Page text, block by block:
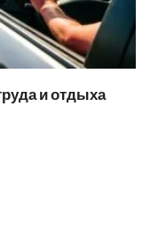
и отдыха